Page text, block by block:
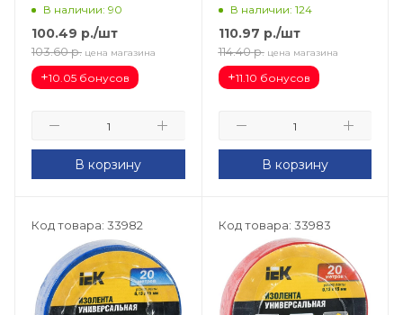
В наличии: 90
100.49 р./шт
103.60 р. цена магазина
+10.05 бонусов
В корзину
В наличии: 124
110.97 р./шт
114.40 р. цена магазина
+11.10 бонусов
В корзину
Код товара: 33982 Код товара: 33983